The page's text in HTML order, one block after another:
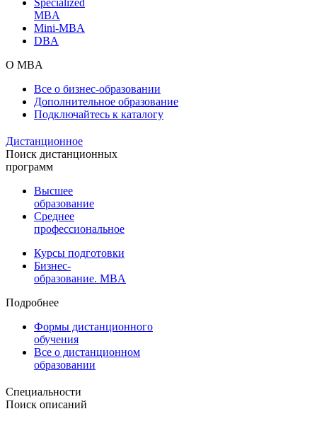
MBA
Mini-MBA
DBA
О MBA
Все о бизнес-образовании
Дополнительное образование
Подключайтесь к каталогу
Дистанционное
Поиск дистанционных
программ
Высшее
образование
Среднее
профессиональное
Курсы подготовки
Бизнес-
образование. MBA
Подробнее
Формы дистанционного
обучения
Все о дистанционном
образовании
Специальности
Поиск описаний